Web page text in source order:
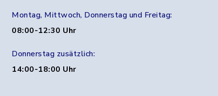
Montag, Mittwoch, Donnerstag und Freitag:
08:00-12:30 Uhr
Donnerstag zusätzlich:
14:00-18:00 Uhr